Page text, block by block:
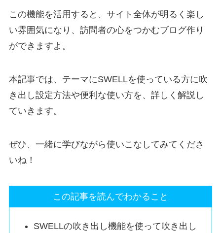
この機能を活用すると、サイト全体が明るく楽し
い雰囲気になり、訪問者の心をつかむブログ作り
ができますよ。
本記事では、テーマにSWELLを使っている方に吹
き出し設定方法や便利な使い方を、詳しく解説し
ていきます。
ぜひ、一緒に学びながら使いこなしてみてくださ
いね！
この記事を読んでわかること
SWELLの吹き出し機能を使って吹き出し